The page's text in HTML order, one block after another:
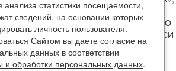
ООО «Медиа Лэнд», ООО «Мун
РЕКОРД», ООО «М2», ООО «М2БА», ООО
центр», ООО «Райт Фоникс», ООО «СИ
ООО «Арчер Мьюзик Продакшнс», ИП
Павлиашвили И.Р., ИП Маринцев В.В. и
статистики посещаемости,
сведений, на основании которых
личность пользователя.
Сайтом вы даете согласие на
данных в соответствии
и обработки персональных данных.